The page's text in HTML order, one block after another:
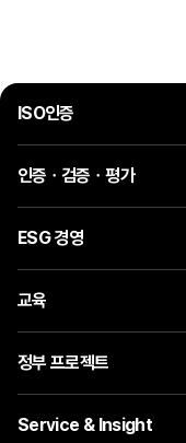
ISO인증
인증ㆍ검증ㆍ평가
ESG 경영
교육
정부 프로젝트
Service & Insight